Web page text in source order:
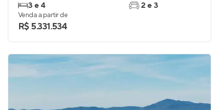
3 e 4
2 e 3
Venda a partir de
R$ 5.331.534